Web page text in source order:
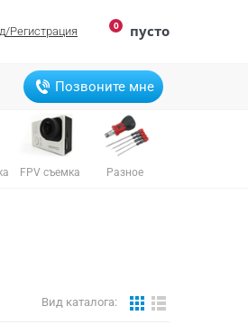
0 пусто
/Регистрация
Позвоните мне
FPV съемка Разное
Вид каталога: